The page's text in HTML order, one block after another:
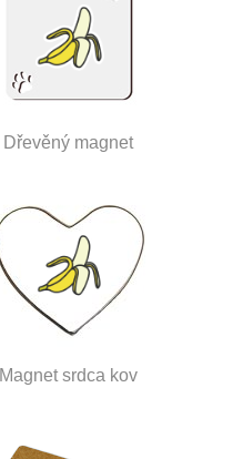
Dřevěný magnet
Magnet srdca kov